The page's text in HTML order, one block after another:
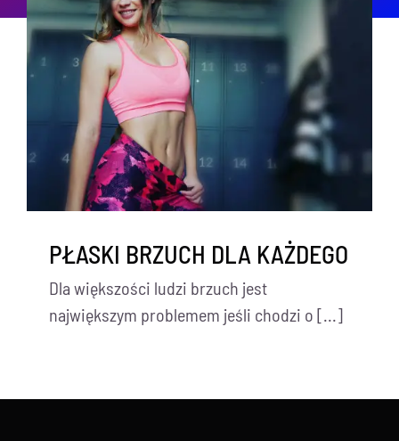
PŁASKI BRZUCH DLA KAŻDEGO
Dla większości ludzi brzuch jest
największym problemem jeśli chodzi o [...]